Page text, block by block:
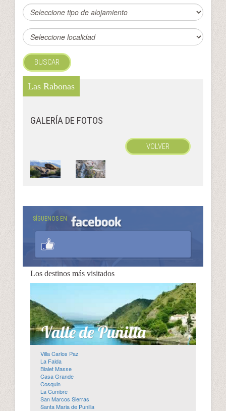
BUSCAR
Las Rabonas
GALERÍA DE FOTOS
VOLVER
SÍGUENOS EN
Los destinos más visitados
Villa Carlos Paz
La Falda
Bialet Masse
Casa Grande
Cosquin
La Cumbre
San Marcos Sierras
Santa Maria de Punilla